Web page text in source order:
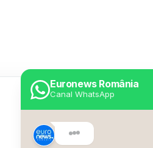
Euronews România
Canal WhatsApp
Despre Euronews